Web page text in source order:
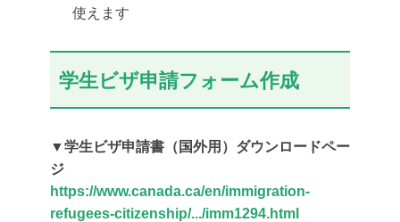
使えます
学生ビザ申請フォーム作成
▼学生ビザ申請書（国外用）ダウンロードペー
ジ
https://www.canada.ca/en/immigration-
refugees-citizenship/.../imm1294.html